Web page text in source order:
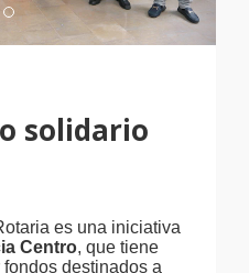
solidario
es una iniciativa
Centro, que tiene
destinados a